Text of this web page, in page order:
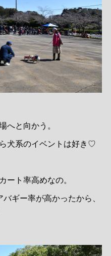
へと向かう。
犬系のイベントは好き♡
ート率高めなの。
ギー率が高かったから、